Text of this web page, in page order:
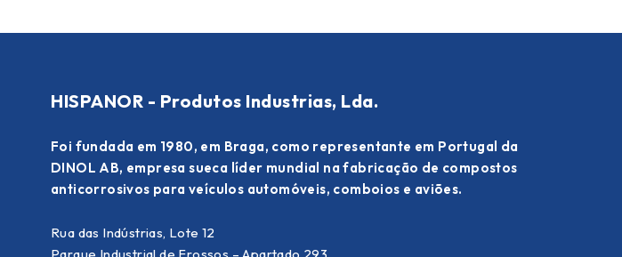
HISPANOR - Produtos Industrias, Lda.
Foi fundada em 1980, em Braga, como representante em Portugal da
DINOL AB, empresa sueca líder mundial na fabricação de compostos
anticorrosivos para veículos automóveis, comboios e aviões.
Rua das Indústrias, Lote 12
Parque Industrial de Frossos – Apartado 293